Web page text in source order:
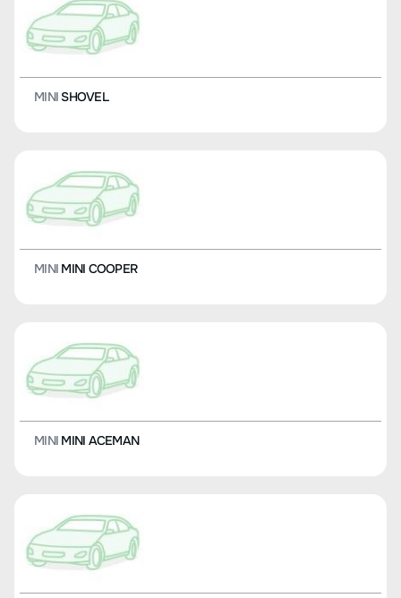
MINISHOVEL
MINI MINI COOPER
MINI MINI ACEMAN